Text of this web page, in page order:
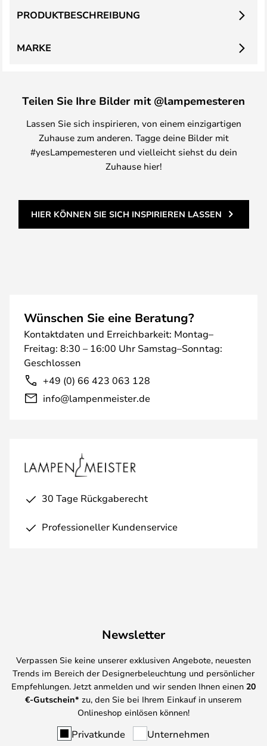
PRODUKTBESCHREIBUNG
MARKE
Teilen Sie Ihre Bilder mit @lampemesteren
Lassen Sie sich inspirieren, von einem einzigartigen
Zuhause zum anderen. Tagge deine Bilder mit
#yesLampemesteren und vielleicht siehst du dein
Zuhause hier!
HIER KÖNNEN SIE SICH INSPIRIEREN LASSEN
Wünschen Sie eine Beratung?
Kontaktdaten und Erreichbarkeit: Montag–
Freitag: 8:30 – 16:00 Uhr Samstag–Sonntag:
Geschlossen
+49 (0) 66 423 063 128
info@lampenmeister.de
30 Tage Rückgaberecht
Professioneller Kundenservice
Newsletter
Verpassen Sie keine unserer exklusiven Angebote, neuesten
Trends im Bereich der Designerbeleuchtung und persönlicher
Empfehlungen. Jetzt anmelden und wir senden Ihnen einen 20
€-Gutschein* zu, den Sie bei Ihrem Einkauf in unserem
Onlineshop einlösen können!
Privatkunde Unternehmen